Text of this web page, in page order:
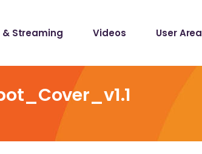
& Streaming Videos User Area